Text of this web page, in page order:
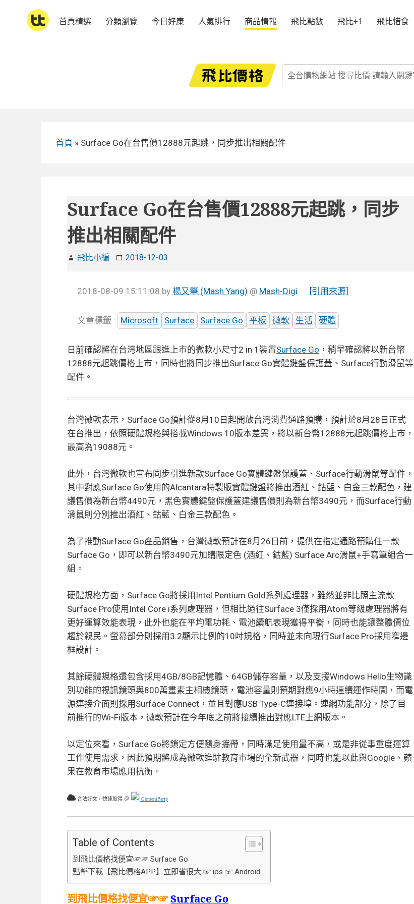
首頁精選 分類瀏覽 今日好康 人氣排行 商品情報 飛比點數 飛比+1 飛比惜食
首頁 » Surface Go在台售價12888元起跳，同步推出相關配件
Surface Go在台售價12888元起跳，同步
推出相關配件
飛比小編 2018-12-03
2018-08-09 15:11:08 by 楊又肇 (Mash Yang) @ Mash-Digi [引用來源]
文章標籤 : Microsoft Surface Surface Go 平板 微軟 生活 硬體
日前確認將在台灣地區跟進上市的微軟小尺寸2 in 1裝置Surface Go ，稍早確認將以新台幣
12888元起跳價格上市，同時也將同步推出Surface Go實體鍵盤保護蓋、Surface行動滑鼠等
配件。
台灣微軟表示，Surface Go預計從8月10日起開放台灣消費通路預購，預計於8月28日正式
在台推出，依照硬體規格與搭載Windows 10版本差異，將以新台幣12888元起跳價格上市，
最高為19088元。
此外，台灣微軟也宣布同步引進新款Surface Go實體鍵盤保護蓋、Surface行動滑鼠等配件，
其中對應Surface Go使用的Alcantara特製版實體鍵盤將推出酒紅、鈷藍、白金三款配色，建
議售價為新台幣4490元，黑色實體鍵盤保護蓋建議售價則為新台幣3490元，而Surface行動
滑鼠則分別推出酒紅、鈷藍、白金三款配色。
為了推動Surface Go產品銷售，台灣微軟預計在8月26日前，提供在指定通路預購任一款
Surface Go，即可以新台幣3490元加購限定色 (酒紅、鈷藍) Surface Arc滑鼠+手寫筆組合一
組。
硬體規格方面，Surface Go將採用Intel Pentium Gold系列處理器，雖然並非比照主流款
Surface Pro使用Intel Core i系列處理器，但相比過往Surface 3僅採用Atom等級處理器將有
更好運算效能表現，此外也能在平均電功耗、電池續航表現獲得平衡，同時也能讓整體價位
趨於親民。螢幕部分則採用3:2顯示比例的10吋規格，同時並未向現行Surface Pro採用窄邊
框設計。
其餘硬體規格還包含採用4GB/8GB記憶體、64GB儲存容量，以及支援Windows Hello生物識
別功能的視訊鏡頭與800萬畫素主相機鏡頭，電池容量則預期對應9小時連續運作時間，而電
源連接介面則採用Surface Connect，並且對應USB Type-C連接埠。連網功能部分，除了目
前推行的Wi-Fi版本，微軟預計在今年底之前將接續推出對應LTE上網版本。
以定位來看，Surface Go將鎖定方便隨身攜帶，同時滿足使用量不高，或是非從事重度運算
工作使用需求，因此預期將成為微軟進駐教育市場的全新武器，同時也能以此與Google、蘋
果在教育市場應用抗衡。
合法好文，快速取得 ＠ ContentParty
Table of Contents
到飛比價格找便宜☞☞ Surface Go
點擊下載【飛比價格APP】立即省很大 ☞ ios ☞ Android
到飛比價格找便宜☞☞Surface Go